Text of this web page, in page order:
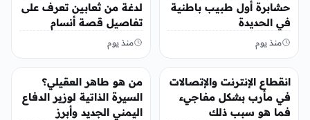
حشابرة أول طبيب باطنية
في الحديدة
منذ يوم
لدغة من ثعابين تعرف على
تفاصيل قصة أنسام
العريقي
منذ يوم
أخبار محلية
انقطاع الإنترنت والإتصالات
في مأرب بشكل مفاجيء
فما هو سبب ذلك
أخبار محلية
من هو طاهر العقيلي؟
السيرة الذاتية لوزير الدفاع
اليمني الجديد وأبرز